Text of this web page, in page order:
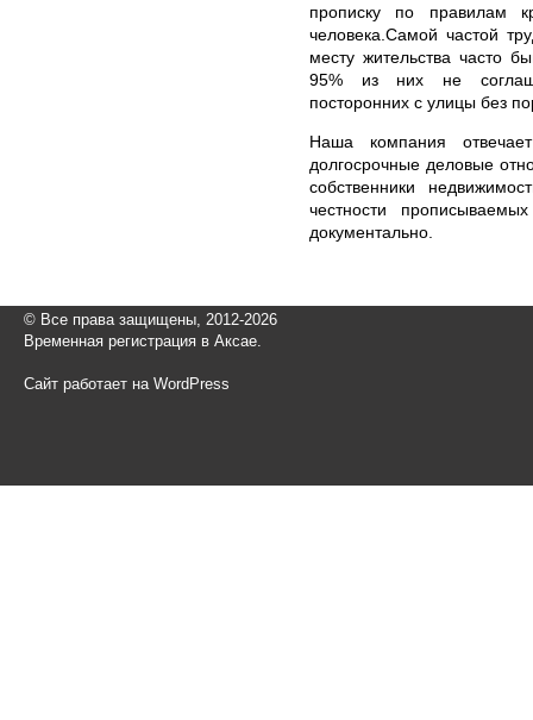
прописку по правилам
человека.Самой частой
месту жительства часто
95% из них не
посторонних с улицы без
Наша компания
долгосрочные деловые
собственники
честности
документально.
© Все права защищены, 2012-2026
Временная регистрация в Аксае.
Сайт работает на WordPress